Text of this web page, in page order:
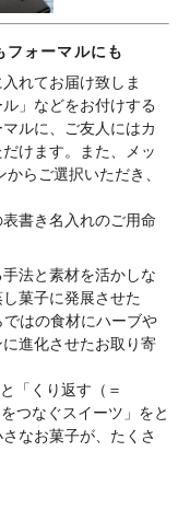
フォーマルにも
れてお届け致しま
」などをお付けする
ルに、ご友人にはカ
けます。また、メッ
らご選択いただき、
書き名入れのご用命
法と素材を活かしな
菓子に発展させた
はの食材にハーブや
進化させたお取り寄
「くり返す（＝
つなぐスイーツ」をと
なお菓子が、たくさ